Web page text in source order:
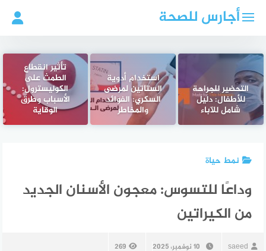
أجارس للصحة
التحضير للجراحة
للأطفال: دليل
شامل للآباء
استخدام أدوية
الستاتين لمرضى
السكري: الفوائد
والمخاطر
تأثير انقطاع
الطمث على
الكوليسترول:
الأسباب وطرق
الوقاية
نمط حياة
وداعًا للتسوس: معجون الأسنان الجديد
من الكيراتين
saeed 10 نوفمبر، 2025 269